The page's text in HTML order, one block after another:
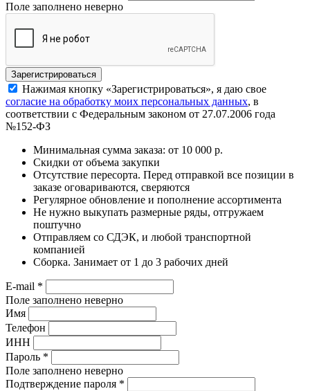
Поле заполнено неверно
Нажимая кнопку «Зарегистрироваться», я даю свое
согласие на обработку моих персональных данных, в
соответствии с Федеральным законом от 27.07.2006 года
№152-ФЗ
Минимальная сумма заказа: от 10 000 р.
Скидки от объема закупки
Отсутствие пересорта. Перед отправкой все позиции в
заказе оговариваются, сверяются
Регулярное обновление и пополнение ассортимента
Не нужно выкупать размерные ряды, отгружаем
поштучно
Отправляем со СДЭК, и любой транспортной
компанией
Сборка. Занимает от 1 до 3 рабочих дней
E-mail *
Поле заполнено неверно
Имя
Телефон
ИНН
Пароль *
Поле заполнено неверно
Подтверждение пароля *